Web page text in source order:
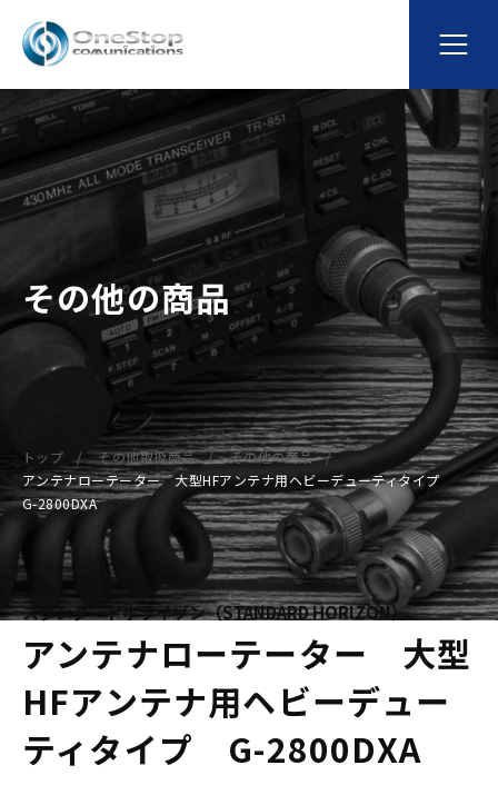
その他の商品
トップ その他取扱商品
その他の商品
アンテナローテーター 大型HFアンテナ用ヘビーデューティタイプ
G-2800DXA
スタンダードホライゾン（STANDARD HORIZON）
アンテナローテーター 大型
HFアンテナ用ヘビーデュー
ティタイプ G-2800DXA